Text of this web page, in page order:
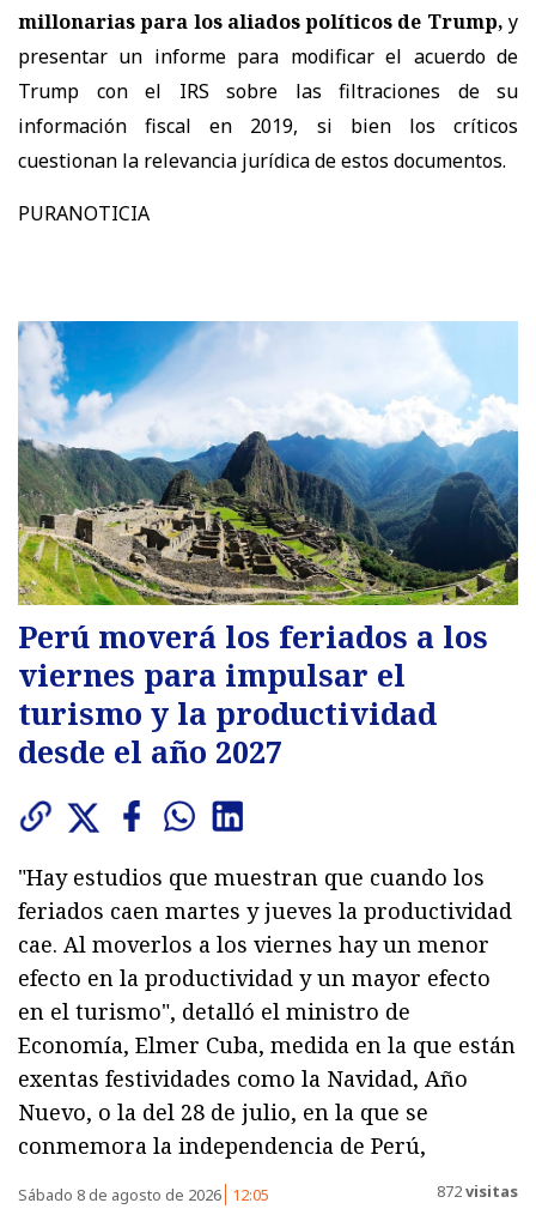
millonarias para los aliados políticos de Trump, y
presentar un informe para modificar el acuerdo de
Trump con el IRS sobre las filtraciones de su
información fiscal en 2019, si bien los críticos
cuestionan la relevancia jurídica de estos documentos.
PURANOTICIA
Perú moverá los feriados a los
viernes para impulsar el
turismo y la productividad
desde el año 2027
"Hay estudios que muestran que cuando los
feriados caen martes y jueves la productividad
cae. Al moverlos a los viernes hay un menor
efecto en la productividad y un mayor efecto
en el turismo", detalló el ministro de
Economía, Elmer Cuba, medida en la que están
exentas festividades como la Navidad, Año
Nuevo, o la del 28 de julio, en la que se
conmemora la independencia de Perú,
Sábado 8 de agosto de 2026 12:05 872visitas